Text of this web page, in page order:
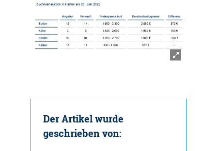
Der Artikel wurde
geschrieben von: